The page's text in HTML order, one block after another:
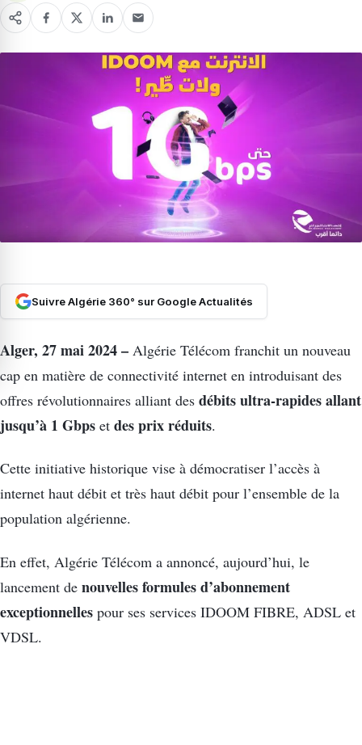
Suivre Algérie 360° sur Google Actualités
Alger, 27 mai 2024 – Algérie Télécom franchit un nouveau
cap en matière de connectivité internet en introduisant des
offres révolutionnaires alliant des débits ultra-rapides allant
jusqu’à 1 Gbps et des prix réduits.
Cette initiative historique vise à démocratiser l’accès à
internet haut débit et très haut débit pour l’ensemble de la
population algérienne.
En effet, Algérie Télécom a annoncé, aujourd’hui, le
lancement de nouvelles formules d’abonnement
exceptionnelles pour ses services IDOOM FIBRE, ADSL et
VDSL.